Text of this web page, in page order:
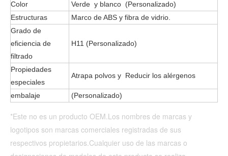
Color
Verde y blanco (Personalizado)
Estructuras
Marco de ABS y fibra de vidrio.
Grado de
eficiencia de
filtrado
H11 (Personalizado)
Propiedades
especiales
Atrapa polvos y Reducir los alérgenos
embalaje (Personalizado)
*Este no es un producto OEM.Los nombres de marcas y
logotipos son marcas comerciales registradas de sus
respectivos propietarios.Cualquier uso de las marcas o